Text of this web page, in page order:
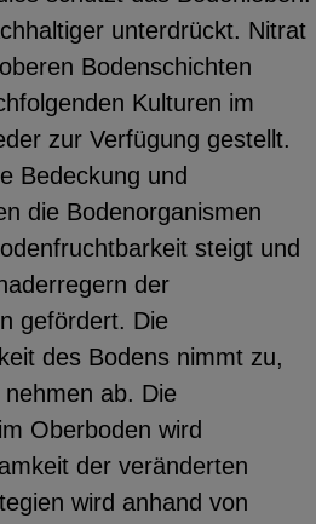
unterdrückt. Nitrat
Bodenschichten
Kulturen im
zur Verfügung gestellt.
Bedeckung und
die Bodenorganismen
steigt und
der
gefördert. Die
des Bodens nimmt zu,
ab. Die
Oberboden wird
der veränderten
wird anhand von